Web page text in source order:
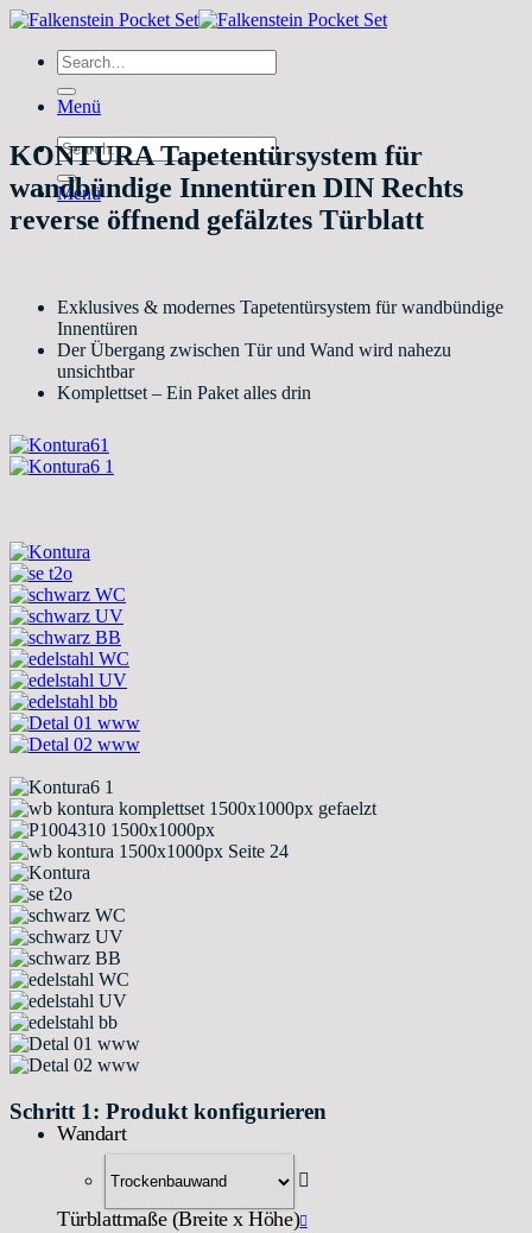
Zum
springenSearch
for:
Menü
Search
for:
Menü
KONTURA Tapetentürsystem für
wandbündige Innentüren DIN Rechts
reverse öffnend gefälztes Türblatt
Exklusives & modernes Tapetentürsystem für wandbündige
Innentüren
Der Übergang zwischen Tür und Wand wird nahezu
unsichtbar
Komplettset – Ein Paket alles drin
Schritt 1: Produkt konfigurieren
Wandart
Türblattmaße (Breite x Höhe)